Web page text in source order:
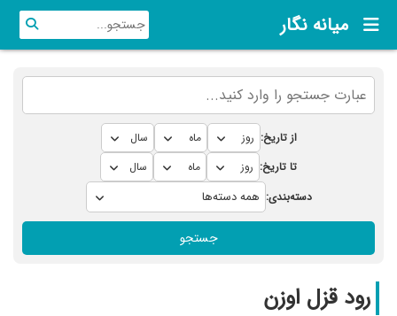
میانه نگار
از تاریخ:
تا تاریخ:
دسته‌بندی:
جستجو
رود قزل اوزن